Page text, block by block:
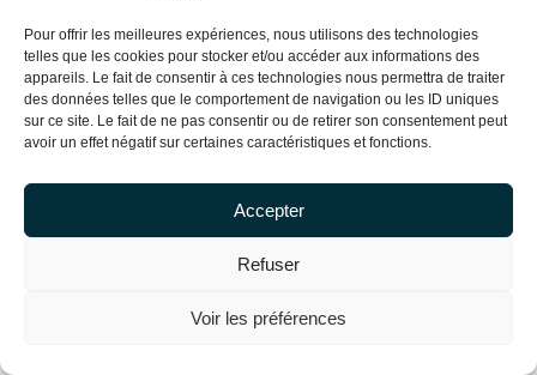
Pour offrir les meilleures expériences, nous utilisons des technologies
telles que les cookies pour stocker et/ou accéder aux informations des
appareils. Le fait de consentir à ces technologies nous permettra de traiter
des données telles que le comportement de navigation ou les ID uniques
sur ce site. Le fait de ne pas consentir ou de retirer son consentement peut
avoir un effet négatif sur certaines caractéristiques et fonctions.
Accepter
Refuser
Voir les préférences